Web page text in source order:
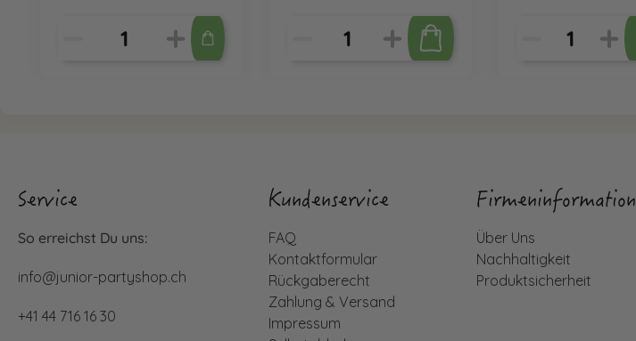
Service
So erreichst Du uns:
info@junior-partyshop.ch
+41 44 716 16 30
Kundenservice
FAQ
Kontaktformular
Rückgaberecht
Zahlung & Versand
Impressum
Firmeninformation
Über Uns
Nachhaltigkeit
Produktsicherheit